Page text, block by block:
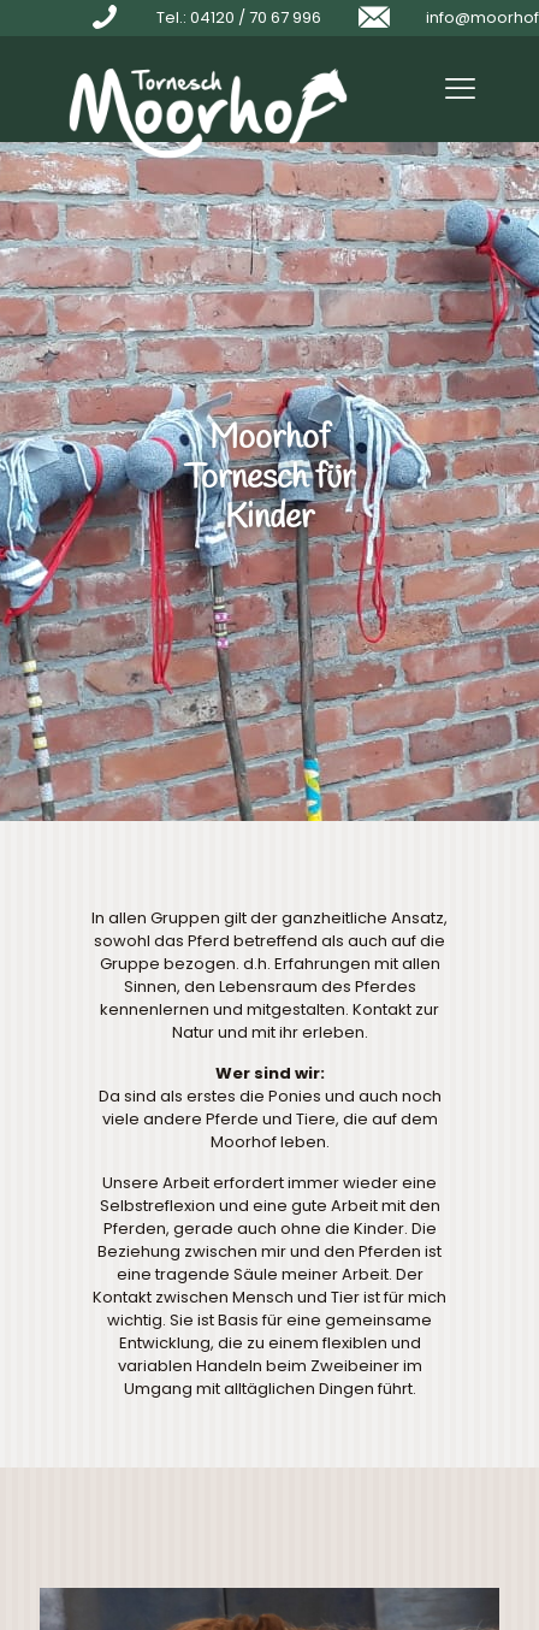
Tel.: 04120 / 70 67 996
Moorhof
Tornesch für
Kinder
In allen Gruppen gilt der ganzheitliche Ansatz,
sowohl das Pferd betreffend als auch auf die
Gruppe bezogen. d.h. Erfahrungen mit allen
Sinnen, den Lebensraum des Pferdes
kennenlernen und mitgestalten. Kontakt zur
Natur und mit ihr erleben.
Wer sind wir:
Da sind als erstes die Ponies und auch noch
viele andere Pferde und Tiere, die auf dem
Moorhof leben.
Unsere Arbeit erfordert immer wieder eine
Selbstreflexion und eine gute Arbeit mit den
Pferden, gerade auch ohne die Kinder. Die
Beziehung zwischen mir und den Pferden ist
eine tragende Säule meiner Arbeit. Der
Kontakt zwischen Mensch und Tier ist für mich
wichtig. Sie ist Basis für eine gemeinsame
Entwicklung, die zu einem flexiblen und
variablen Handeln beim Zweibeiner im
Umgang mit alltäglichen Dingen führt.